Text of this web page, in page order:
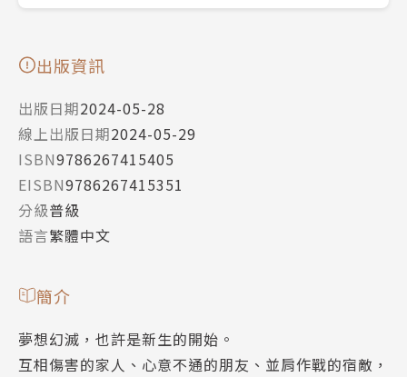
出版資訊
出版日期2024-05-28
線上出版日期2024-05-29
ISBN9786267415405
EISBN9786267415351
分級普級
語言繁體中文
簡介
夢想幻滅，也許是新生的開始。
互相傷害的家人、心意不通的朋友、並肩作戰的宿敵，